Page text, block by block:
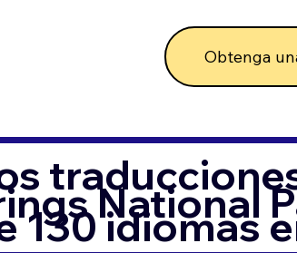
Obtenga
130 idiomas
National